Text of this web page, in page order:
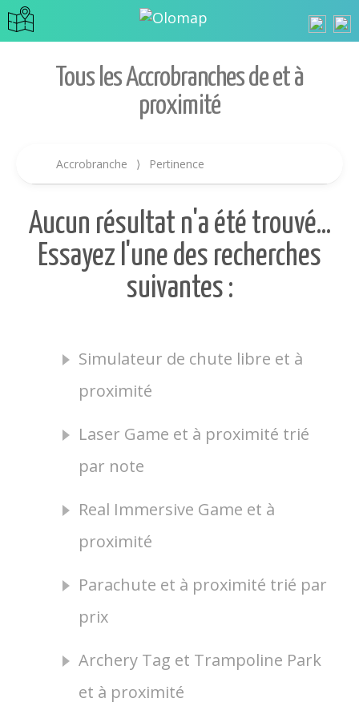
Tous les Accrobranches de et à
proximité
Accrobranche ⟩ Pertinence
Aucun résultat n'a été trouvé...
Essayez l'une des recherches
suivantes :
Simulateur de chute libre et à
proximité
Laser Game et à proximité trié
par note
Real Immersive Game et à
proximité
Parachute et à proximité trié par
prix
Archery Tag et Trampoline Park
et à proximité